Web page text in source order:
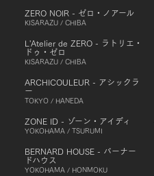
ZERO NOIR - ゼロ・ノアール
KISARAZU / CHIBA
L'Atelier de ZERO - ラトリエ・
ドゥ・ゼロ
KISARAZU / CHIBA
ARCHICOULEUR - アシックラ
ー
TOKYO / HANEDA
ZONE ID - ゾーン・アイディ
YOKOHAMA / TSURUMI
BERNARD HOUSE - バーナー
ドハウス
YOKOHAMA / HONMOKU